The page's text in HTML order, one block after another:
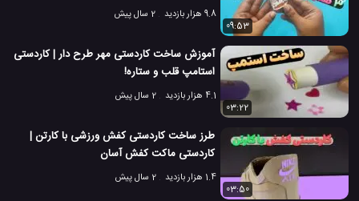
9.8 هزار بازدید
2 سال پیش
09:53
آموزش ساخت کاردستی مهر طرح دار | کاردستی
استامپ قلب و ستاره!
4.1 هزار بازدید
2 سال پیش
03:22
طرز ساخت کاردستی کفش ورزشی با کارتن |
کاردستی ماکت کفش آسان
1.4 هزار بازدید
2 سال پیش
03:50